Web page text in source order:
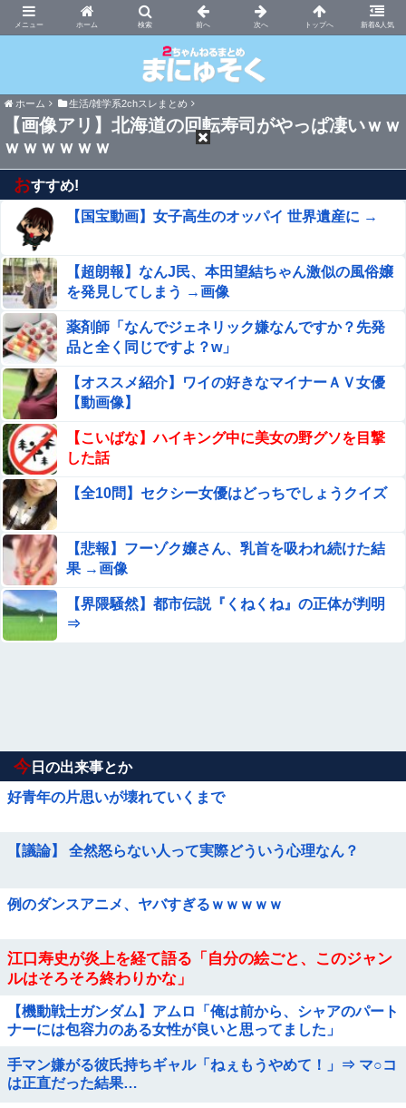
ホーム 新着&人気
まにゅそく 2chまとめニュース速報VIP
ホーム 生活/雑学系2chスレまとめ
【画像アリ】北海道の回転寿司がやっぱ凄いｗｗ
ｗｗｗｗｗｗ
おすすめ!
【国宝動画】女子高生のオッパイ 世界遺産に →
【超朗報】なんJ民、本田望結ちゃん激似の風俗嬢
を発見してしまう →画像
薬剤師「なんでジェネリック嫌なんですか？先発
品と全く同じですよ？w」
【オススメ紹介】ワイの好きなマイナーＡＶ女優
【動画像】
【こいばな】ハイキング中に美女の野グソを目撃
した話
【全10問】セクシー女優はどっちでしょうクイズ
【悲報】フーゾク嬢さん、乳首を吸われ続けた結
果 →画像
【界隈騒然】都市伝説『くねくね』の正体が判明
⇒
今 日の出来事とか
好青年の片思いが壊れていくまで
【議論】 全然怒らない人って実際どういう心理なん？
例のダンスアニメ、ヤバすぎるｗｗｗｗｗ
江口寿史が炎上を経て語る「自分の絵ごと、このジャン
ルはそろそろ終わりかな」
【機動戦士ガンダム】アムロ「俺は前から、シャアのパート
ナーには包容力のある女性が良いと思ってました」
手マン嫌がる彼氏持ちギャル「ねぇもうやめて！」⇒ マ○コ
は正直だった結果…